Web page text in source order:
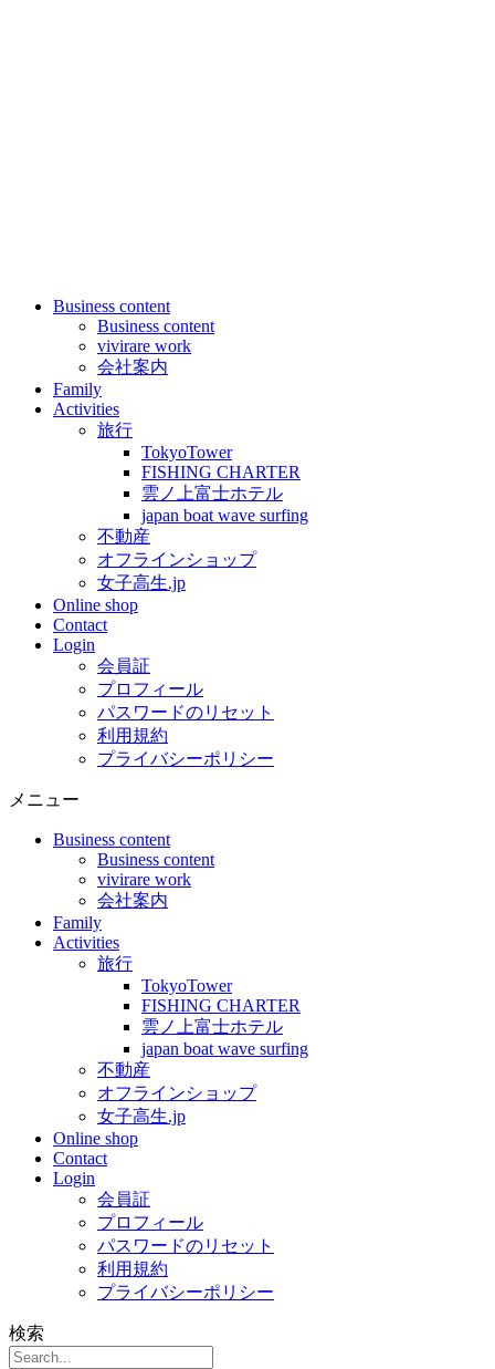
Business content
Business content
vivirare work
会社案内
Family
Activities
旅行
TokyoTower
FISHING CHARTER
雲ノ上富士ホテル
japan boat wave surfing
不動産
オフラインショップ
女子高生.jp
Online shop
Contact
Login
会員証
プロフィール
パスワードのリセット
利用規約
プライバシーポリシー
メニュー
Business content
Business content
vivirare work
会社案内
Family
Activities
旅行
TokyoTower
FISHING CHARTER
雲ノ上富士ホテル
japan boat wave surfing
不動産
オフラインショップ
女子高生.jp
Online shop
Contact
Login
会員証
プロフィール
パスワードのリセット
利用規約
プライバシーポリシー
検索